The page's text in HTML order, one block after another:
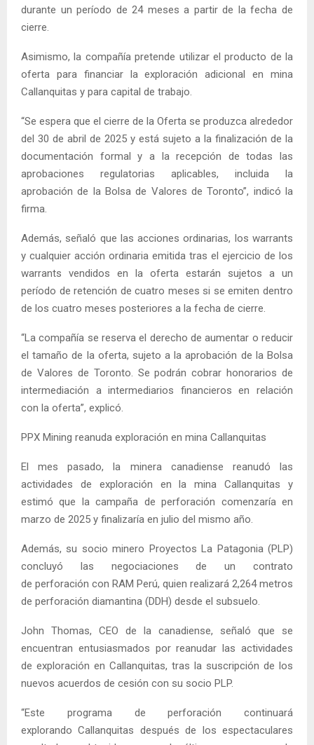
durante un período de 24 meses a partir de la fecha de
cierre.
Asimismo, la compañía pretende utilizar el producto de la
oferta para financiar la exploración adicional en mina
Callanquitas y para capital de trabajo.
“Se espera que el cierre de la Oferta se produzca alrededor
del 30 de abril de 2025 y está sujeto a la finalización de la
documentación formal y a la recepción de todas las
aprobaciones regulatorias aplicables, incluida la
aprobación de la Bolsa de Valores de Toronto”, indicó la
firma.
Además, señaló que las acciones ordinarias, los warrants
y cualquier acción ordinaria emitida tras el ejercicio de los
warrants vendidos en la oferta estarán sujetos a un
período de retención de cuatro meses si se emiten dentro
de los cuatro meses posteriores a la fecha de cierre.
“La compañía se reserva el derecho de aumentar o reducir
el tamaño de la oferta, sujeto a la aprobación de la Bolsa
de Valores de Toronto. Se podrán cobrar honorarios de
intermediación a intermediarios financieros en relación
con la oferta”, explicó.
PPX Mining reanuda exploración en mina Callanquitas
El mes pasado, la minera canadiense reanudó las
actividades de exploración en la mina Callanquitas y
estimó que la campaña de perforación comenzaría en
marzo de 2025 y finalizaría en julio del mismo año.
Además, su socio minero Proyectos La Patagonia (PLP)
concluyó las negociaciones de un contrato
de perforación con RAM Perú, quien realizará 2,264 metros
de perforación diamantina (DDH) desde el subsuelo.
John Thomas, CEO de la canadiense, señaló que se
encuentran entusiasmados por reanudar las actividades
de exploración en Callanquitas, tras la suscripción de los
nuevos acuerdos de cesión con su socio PLP.
“Este programa de perforación continuará
explorando Callanquitas después de los espectaculares